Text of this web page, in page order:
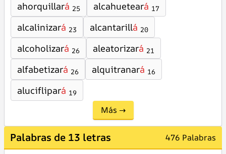
ahorquillará 25 alcahueteará 17
alcalinizará 23 alcantarillá 20
alcoholizará 26 aleatorizará 21
alfabetizará 26 alquitranará 16
aluciflipará 19
Más →
Palabras de 13 letras 476 Palabras